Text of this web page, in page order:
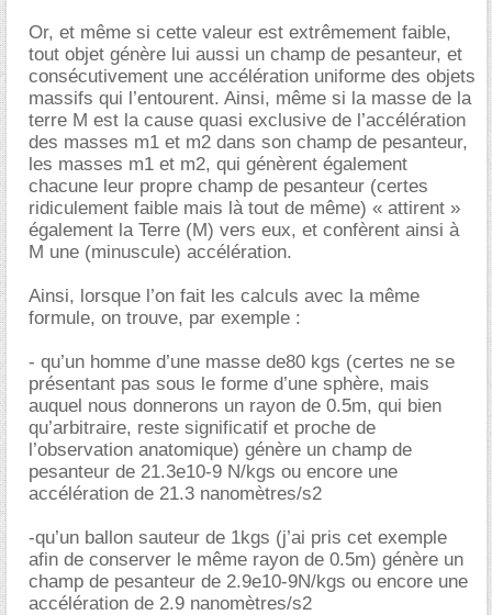
Or, et même si cette valeur est extrêmement faible,
tout objet génère lui aussi un champ de pesanteur, et
consécutivement une accélération uniforme des objets
massifs qui l’entourent. Ainsi, même si la masse de la
terre M est la cause quasi exclusive de l’accélération
des masses m1 et m2 dans son champ de pesanteur,
les masses m1 et m2, qui génèrent également
chacune leur propre champ de pesanteur (certes
ridiculement faible mais là tout de même) « attirent »
également la Terre (M) vers eux, et confèrent ainsi à
M une (minuscule) accélération.
Ainsi, lorsque l’on fait les calculs avec la même
formule, on trouve, par exemple :
- qu’un homme d’une masse de80 kgs (certes ne se
présentant pas sous le forme d’une sphère, mais
auquel nous donnerons un rayon de 0.5m, qui bien
qu’arbitraire, reste significatif et proche de
l’observation anatomique) génère un champ de
pesanteur de 21.3e10-9 N/kgs ou encore une
accélération de 21.3 nanomètres/s2
-qu’un ballon sauteur de 1kgs (j’ai pris cet exemple
afin de conserver le même rayon de 0.5m) génère un
champ de pesanteur de 2.9e10-9N/kgs ou encore une
accélération de 2.9 nanomètres/s2